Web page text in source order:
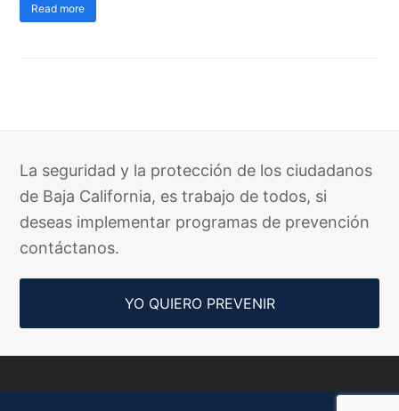
Read more
La seguridad y la protección de los ciudadanos
de Baja California, es trabajo de todos, si
deseas implementar programas de prevención
contáctanos.
YO QUIERO PREVENIR